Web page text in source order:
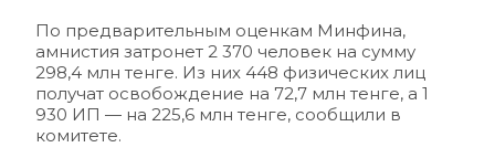
По предварительным оценкам Минфина,
амнистия затронет 2 370 человек на сумму
298,4 млн тенге. Из них 448 физических лиц
получат освобождение на 72,7 млн тенге, а 1
930 ИП — на 225,6 млн тенге, сообщили в
комитете.